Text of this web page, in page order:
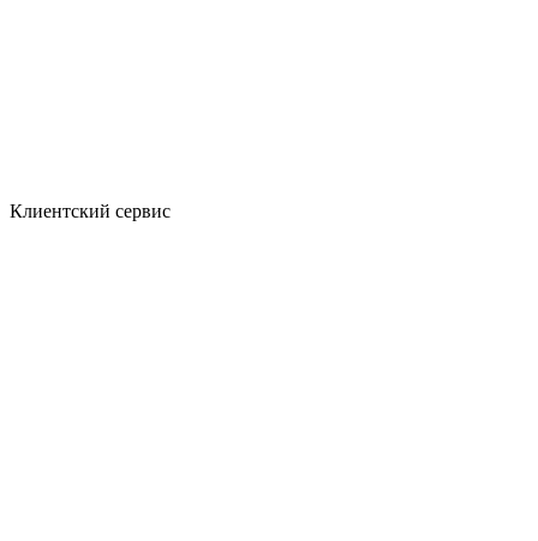
Клиентский сервис